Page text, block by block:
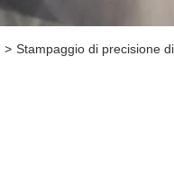
> Stampaggio di precisione